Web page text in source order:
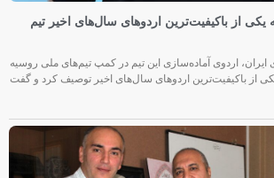
از باکیفیت‌ترین اردوهای سال‌های اخیر تیم
اردوی آماده‌سازی این تیم در کمپ تیم‌های ملی روسیه
از باکیفیت‌ترین اردوهای سال‌های اخیر توصیف کرد و گفت